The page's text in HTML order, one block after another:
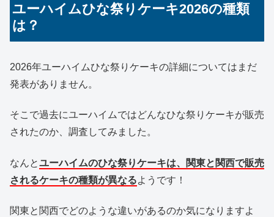
ユーハイムひな祭りケーキ2026の種類
は？
2026年ユーハイムひな祭りケーキの詳細についてはまだ
発表がありません。
そこで過去にユーハイムではどんなひな祭りケーキが販売
されたのか、調査してみました。
なんとユーハイムのひな祭りケーキは、関東と関西で販売
されるケーキの種類が異なるようです！
関東と関西でどのような違いがあるのか気になりますよ